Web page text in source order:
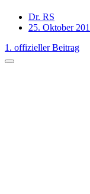
Dr. RS
25. Oktober
1. offizieller Beitrag